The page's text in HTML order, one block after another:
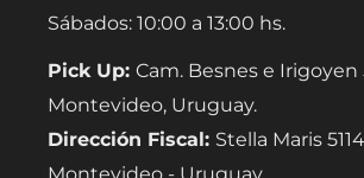
Sábados: 10:00 a 13:00 hs.
Pick Up: Cam. Besnes e Irigoyen
Montevideo, Uruguay.
Dirección Fiscal: Stella Maris 5114
Montevideo - Uruguay